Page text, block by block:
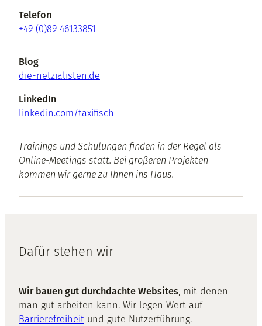
Telefon
+49 (0)89 46133851
Blog
die-netzialisten.de
LinkedIn
linkedin.com/taxifisch
Trainings und Schulungen finden in der Regel als
Online-Meetings statt. Bei größeren Projekten
kommen wir gerne zu Ihnen ins Haus.
Dafür stehen wir
Wir bauen gut durchdachte Websites, mit denen
man gut arbeiten kann. Wir legen Wert auf
Barrierefreiheit und gute Nutzerführung.